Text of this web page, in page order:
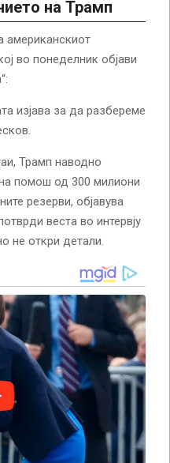
на Трамп
американскиот
во понеделник објави
изјава за да разбереме
Трамп наводно
помош од 300 милиони
резерви, објавува
веста во интервју
не откри детали.